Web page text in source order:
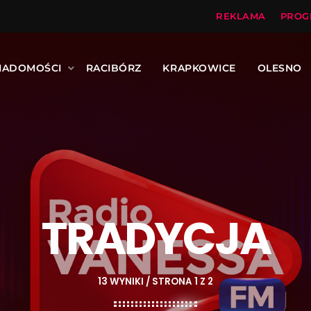
REKLAMA
RACIBÓRZ KRAPKOWICE OLESNO
TRADYCJA
13 WYNIKI / STRONA 1 Z 2